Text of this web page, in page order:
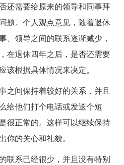
还需要给原来的领导和同事拜
题。个人观点意见，随着退休
、领导之间的联系逐渐减少，
在退休四年之后，是否还需要
该根据具体情况来决定。
之间保持着较好的关系，并且
给他们打个电话或发送个短
很正常的。这样可以继续保持
你的关心和礼貌。
联系已经很少，并且没有特别